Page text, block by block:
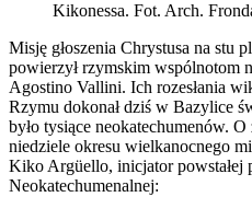
Kikonessa. Fot. Arch.
Misję głoszenia Chrystusa na stu
powierzył rzymskim wspólnotom
Agostino Vallini. Ich rozesłania
Rzymu dokonał dziś w Bazylice
było tysiące neokatechumenów.
niedziele okresu wielkanocnego
Kiko Argüello, inicjator
Neokatechumenalnej: